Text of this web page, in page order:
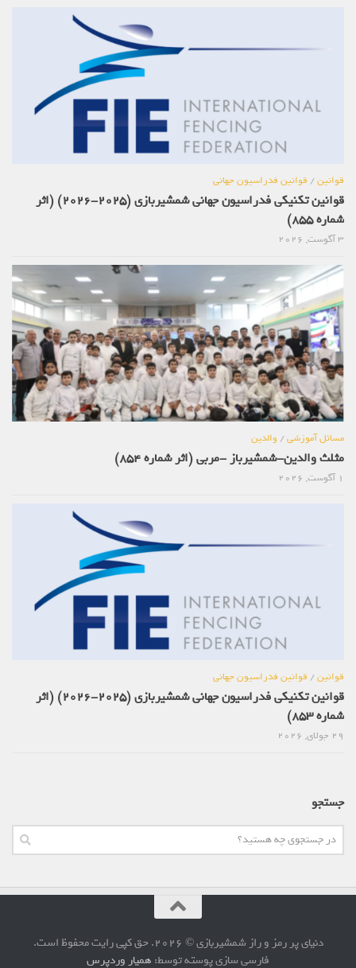
قوانین/قوانین فدراسیون جهانی
قوانین تکنیکی فدراسیون جهانی شمشیربازی (2025-2026) (اثر
شماره 855)
مسائل آموزشی/والدین
مثلث والدین-شمشیرباز -مربی (اثر شماره 854)
قوانین/قوانین فدراسیون جهانی
قوانین تکنیکی فدراسیون جهانی شمشیربازی (2025-2026) (اثر
شماره 853)
جستجو
دنیای پر رمز و راز شمشیربازی © 2026. حق کپی رایت محفوظ است.
فارسی سازی پوسته توسط:همیار وردپرس